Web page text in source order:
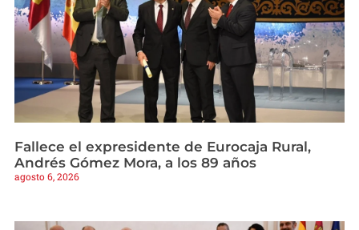
Fallece el expresidente de Eurocaja Rural,
Andrés Gómez Mora, a los 89 años
agosto 6, 2026